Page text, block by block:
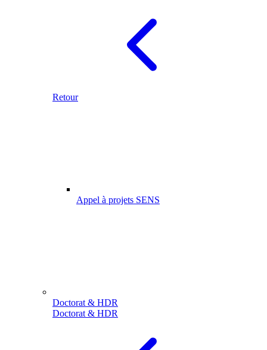
Retour
Appel à projets SENS
Doctorat & HDR
Doctorat & HDR